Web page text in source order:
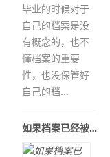
毕业的时候对于
自己的档案是没
有概念的，也不
懂档案的重要
性，也没保管好
自己的档...
如果档案已经被拆封，档案材料丢失怎么办